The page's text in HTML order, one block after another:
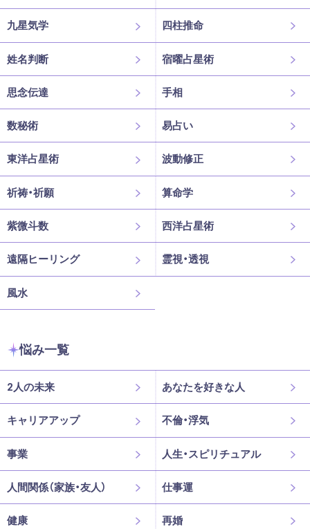
九星気学 四柱推命
姓名判断 宿曜占星術
思念伝達 手相
数秘術 易占い
東洋占星術 波動修正
祈祷・祈願 算命学
紫微斗数 西洋占星術
遠隔ヒーリング 霊視・透視
風水
悩み一覧
2人の未来 あなたを好きな人
キャリアアップ 不倫・浮気
事業 人生・スピリチュアル
人間関係（家族・友人） 仕事運
健康 再婚